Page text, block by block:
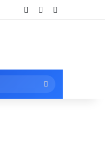
Entrar Artigo aleatório
Procurar
por